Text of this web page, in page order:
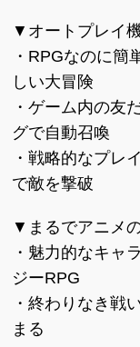
▼オートプレイ
・RPGなのに簡
しい大冒険
・ゲーム内の友
グで自動召喚
・戦略的なプレ
で敵を撃破
▼まるでアニメ
・魅力的なキャ
ジーRPG
・終わりなき戦
まる